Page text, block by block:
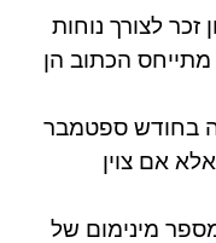
לצורך נוחות
הכתוב הן
בחודש ספטמבר
אם צוין
מינימום של